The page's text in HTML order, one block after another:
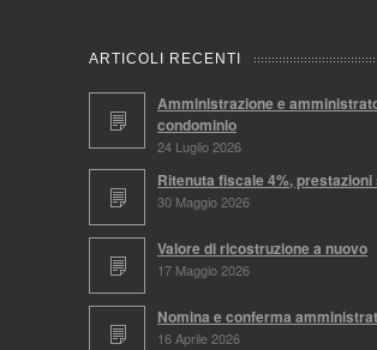
ARTICOLI RECENTI
Amministrazione e
condominio
24 Luglio 2026
Ritenuta fiscale 4%,
30 Maggio 2026
Valore di ricostruzione a nuovo
17 Maggio 2026
Nomina e conferma
16 Aprile 2026